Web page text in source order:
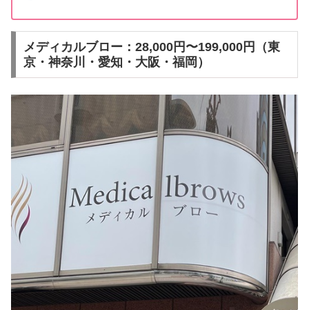
メディカルブロー：28,000円〜199,000円（東
京・神奈川・愛知・大阪・福岡）